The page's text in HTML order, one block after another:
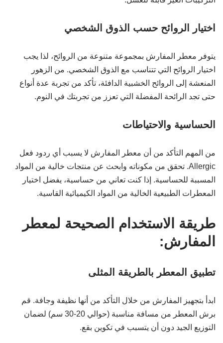
اختيار الروائح حسب الذوق الشخصي
يتوفر معطر المفارش بمجموعة متنوعة من الروائح، لذا يجب
اختيار الروائح التي تتناسب مع الذوق الشخصي. من الزهور
المنعشة إلى الروائح الخشبية الدافئة، تأكد من تجربة عدة أنواع
حتى تجد الرائحة المفضلة التي تعزز من تجربتك في النوم.
الحساسية والاحتياطات
من المهم التأكد من أن معطر المفارش لا يسبب أي ردود فعل
Allergic. تحقق من مكوناته وابحث عن منتجات خالية من المواد
المسببة للحساسية. إذا كنت تعاني من حساسية، يفضل اختيار
المعطرات الطبيعية الخالية من المواد الكيميائية القاسية.
طريقة الاستخدام الصحيحة لمعطر
المفارش:
تطبيق المعطر بالطريقة المثلى
ابدأ بتجهيز المفارش من خلال التأكد من أنها نظيفة وجافة. قم
برش المعطر من مسافة مناسبة (حوالي 20-30 سم) لضمان
التوزيع الجيد دون أن يتسبب في تكوين بقع.